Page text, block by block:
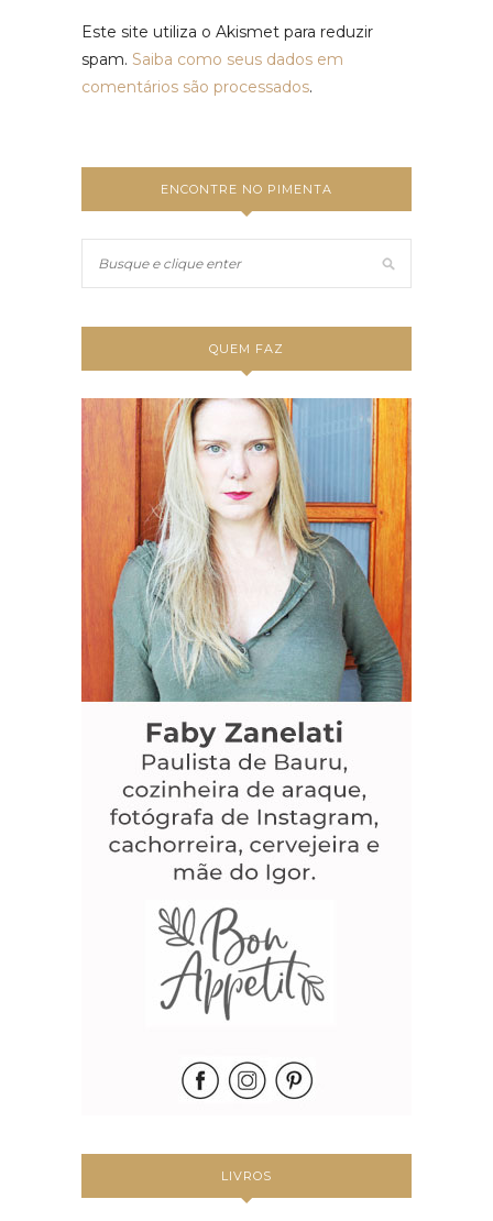
Este site utiliza o Akismet para reduzir
spam. Saiba como seus dados em
comentários são processados.
ENCONTRE NO PIMENTA
QUEM FAZ
LIVROS